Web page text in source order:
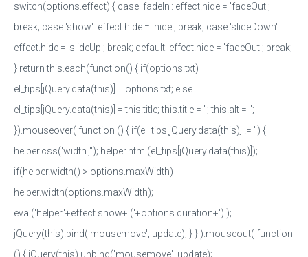
switch(options.effect) { case 'fadeIn': effect.hide = 'fadeOut';
break; case 'show': effect.hide = 'hide'; break; case 'slideDown':
effect.hide = 'slideUp'; break; default: effect.hide = 'fadeOut'; break;
} return this.each(function() { if(options.txt)
el_tips[jQuery.data(this)] = options.txt; else
el_tips[jQuery.data(this)] = this.title; this.title = ''; this.alt = '';
}).mouseover( function () { if(el_tips[jQuery.data(this)] != '') {
helper.css('width',''); helper.html(el_tips[jQuery.data(this)]);
if(helper.width() > options.maxWidth)
helper.width(options.maxWidth);
eval('helper.'+effect.show+'('+options.duration+')');
jQuery(this).bind('mousemove', update); } } ).mouseout( function
() { jQuery(this).unbind('mousemove', update);